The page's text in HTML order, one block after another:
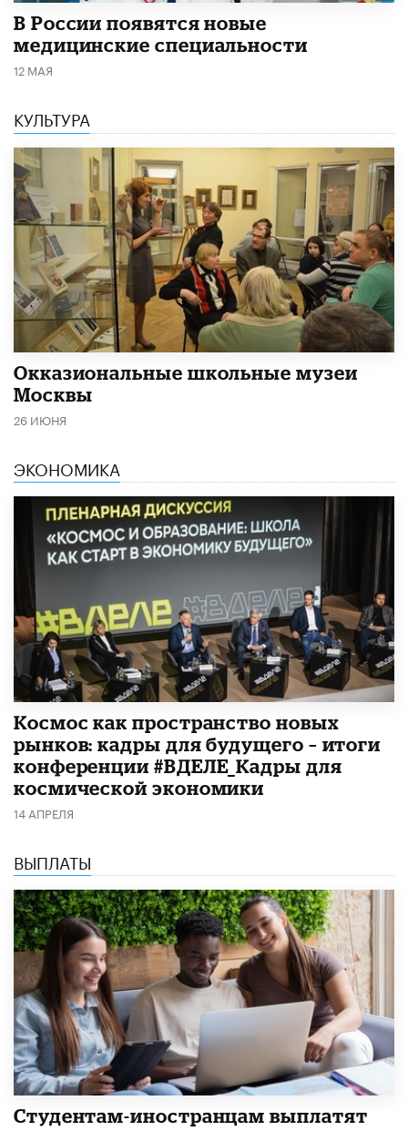
В России появятся новые
медицинские специальности
12 МАЯ
КУЛЬТУРА
​Окказиональные школьные музеи
Москвы
26 ИЮНЯ
ЭКОНОМИКА
Космос как пространство новых
рынков: кадры для будущего – итоги
конференции #ВДЕЛЕ_Кадры для
космической экономики
14 АПРЕЛЯ
ВЫПЛАТЫ
Студентам-иностранцам выплатят